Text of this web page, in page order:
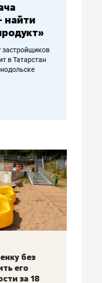
найти
застройщиков
в Татарстан
без
его
за 18